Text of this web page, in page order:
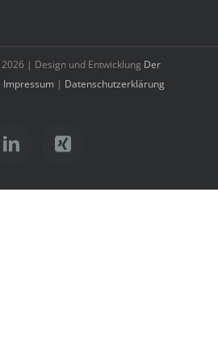
2026 | Design und Entwicklung Der
Impressum | Datenschutzerklärung
LinkedInXing